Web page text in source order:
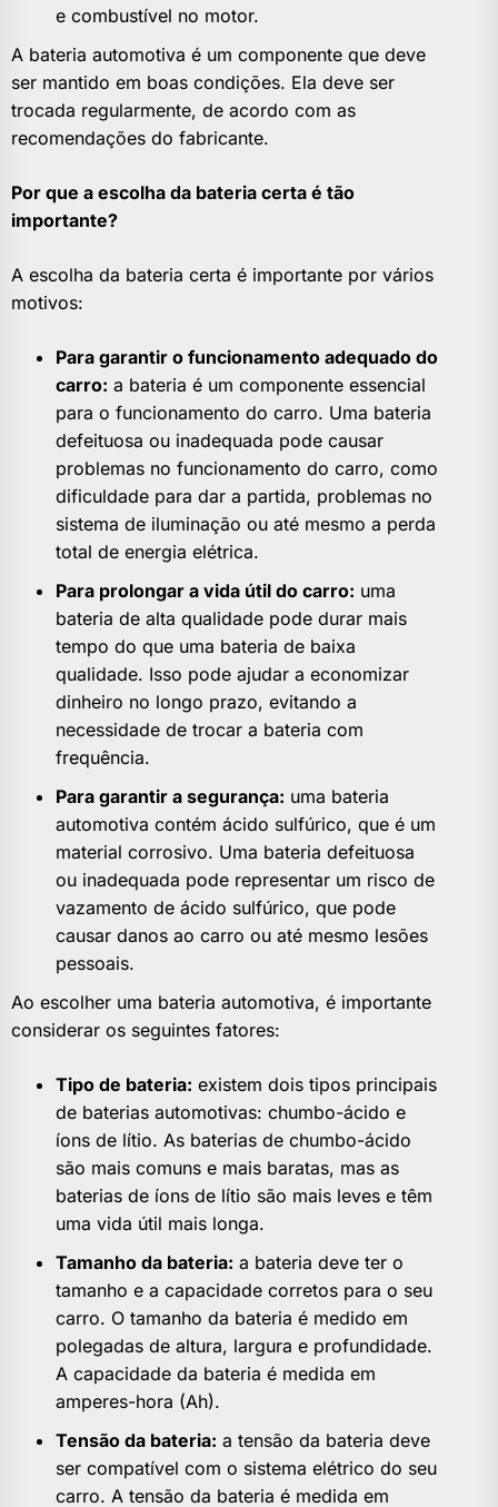
e combustível no motor.
A bateria automotiva é um componente que deve
ser mantido em boas condições. Ela deve ser
trocada regularmente, de acordo com as
recomendações do fabricante.
Por que a escolha da bateria certa é tão
importante?
A escolha da bateria certa é importante por vários
motivos:
Para garantir o funcionamento adequado do
carro: a bateria é um componente essencial
para o funcionamento do carro. Uma bateria
defeituosa ou inadequada pode causar
problemas no funcionamento do carro, como
dificuldade para dar a partida, problemas no
sistema de iluminação ou até mesmo a perda
total de energia elétrica.
Para prolongar a vida útil do carro: uma
bateria de alta qualidade pode durar mais
tempo do que uma bateria de baixa
qualidade. Isso pode ajudar a economizar
dinheiro no longo prazo, evitando a
necessidade de trocar a bateria com
frequência.
Para garantir a segurança: uma bateria
automotiva contém ácido sulfúrico, que é um
material corrosivo. Uma bateria defeituosa
ou inadequada pode representar um risco de
vazamento de ácido sulfúrico, que pode
causar danos ao carro ou até mesmo lesões
pessoais.
Ao escolher uma bateria automotiva, é importante
considerar os seguintes fatores:
Tipo de bateria: existem dois tipos principais
de baterias automotivas: chumbo-ácido e
íons de lítio. As baterias de chumbo-ácido
são mais comuns e mais baratas, mas as
baterias de íons de lítio são mais leves e têm
uma vida útil mais longa.
Tamanho da bateria: a bateria deve ter o
tamanho e a capacidade corretos para o seu
carro. O tamanho da bateria é medido em
polegadas de altura, largura e profundidade.
A capacidade da bateria é medida em
amperes-hora (Ah).
Tensão da bateria: a tensão da bateria deve
ser compatível com o sistema elétrico do seu
carro. A tensão da bateria é medida em